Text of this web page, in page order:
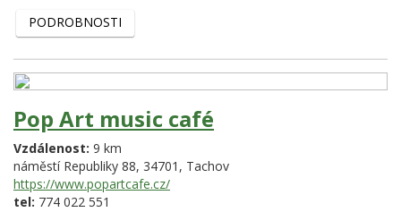
PODROBNOSTI
Pop Art music café
Vzdálenost: 9 km
náměstí Republiky 88, 34701, Tachov
https://www.popartcafe.cz/
tel: 774 022 551